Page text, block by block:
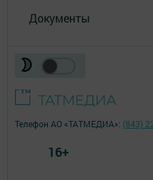
Документы
Телефон АО «ТАТМЕДИА»: (843)
16+